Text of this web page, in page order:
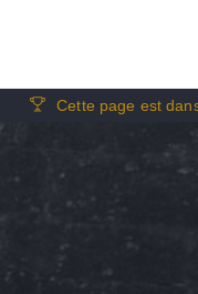
Cette page est